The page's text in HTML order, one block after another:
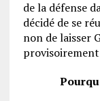
de la défense
décidé de se
non de laisser